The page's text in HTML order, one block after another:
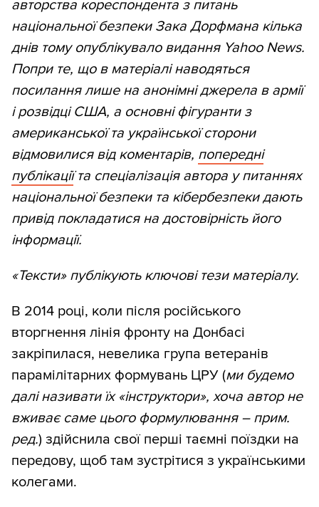
авторства кореспондента з питань
національної безпеки Зака Дорфмана кілька
днів тому опублікувало видання Yahoo News.
Попри те, що в матеріалі наводяться
посилання лише на анонімні джерела в армії
і розвідці США, а основні фігуранти з
американської та української сторони
відмовилися від коментарів, попередні
публікаціїта спеціалізація автора у питаннях
національної безпеки та кібербезпеки дають
привід покладатися на достовірність його
інформації.
«Тексти» публікують ключові тези матеріалу.
В 2014 році, коли після російського
вторгнення лінія фронту на Донбасі
закріпилася, невелика група ветеранів
парамілітарних формувань ЦРУ (ми будемо
далі називати їх «інструктори», хоча автор не
вживає саме цього формулювання – прим.
ред.) здійснила свої перші таємні поїздки на
передову, щоб там зустрітися з українськими
колегами.